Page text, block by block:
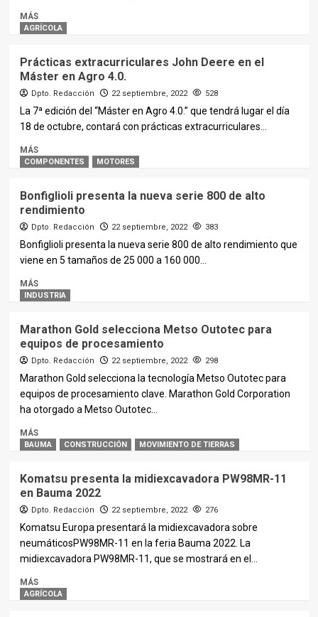
MÁS
AGRÍCOLA
Prácticas extracurriculares John Deere en el
Máster en Agro 4.0.
Dpto. Redacción 22 septiembre, 2022 528
La 7ª edición del “Máster en Agro 4.0.” que tendrá lugar el día
18 de octubre, contará con prácticas extracurriculares...
MÁS
COMPONENTES MOTORES
Bonfiglioli presenta la nueva serie 800 de alto
rendimiento
Dpto. Redacción 22 septiembre, 2022 383
Bonfiglioli presenta la nueva serie 800 de alto rendimiento que
viene en 5 tamaños de 25 000 a 160 000...
MÁS
INDUSTRIA
Marathon Gold selecciona Metso Outotec para
equipos de procesamiento
Dpto. Redacción 22 septiembre, 2022 298
Marathon Gold selecciona la tecnología Metso Outotec para
equipos de procesamiento clave. Marathon Gold Corporation
ha otorgado a Metso Outotec...
MÁS
BAUMA CONSTRUCCIÓN MOVIMIENTO DE TIERRAS
Komatsu presenta la midiexcavadora PW98MR-11
en Bauma 2022
Dpto. Redacción 22 septiembre, 2022 276
Komatsu Europa presentará la midiexcavadora sobre
neumáticosPW98MR-11 en la feria Bauma 2022. La
midiexcavadora PW98MR-11, que se mostrará en el...
MÁS
AGRÍCOLA